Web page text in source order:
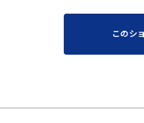
このシ